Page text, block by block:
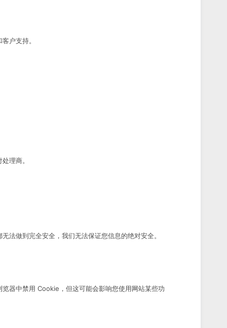
户支持。
理商。
法做到完全安全，我们无法保证您信息的绝对安全。
器中禁用 Cookie，但这可能会影响您使用网站某些功